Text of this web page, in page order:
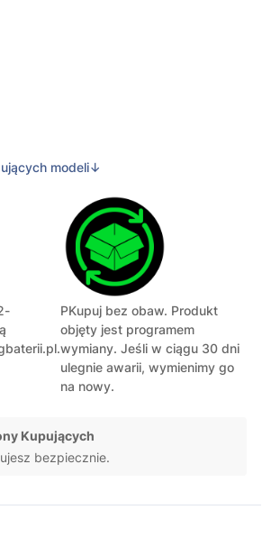
modeli↓
PKupuj bez obaw. Produkt
objęty jest programem
wymiany. Jeśli w ciągu 30 dni
ulegnie awarii, wymienimy go
na nowy.
Kupujących
bezpiecznie.